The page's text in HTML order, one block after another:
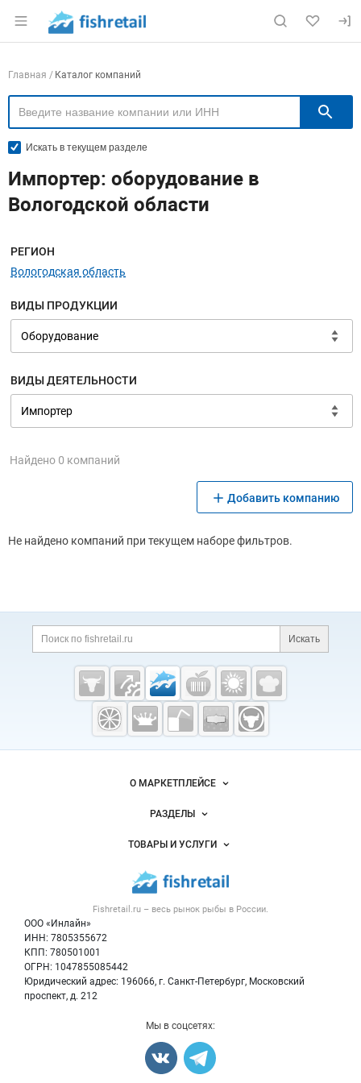
Раздел навигации по сайту fishretail.ru
Навигация по компаниям
Главная Каталог компаний
Искать в текущем разделе
Импортер: оборудование в
Вологодской области
Меню навигации
РЕГИОН
Вологодская область
ВИДЫ ПРОДУКЦИИ
ВИДЫ ДЕЯТЕЛЬНОСТИ
Найдено 0 компаний
Добавить компанию
Не найдено компаний при текущем наборе фильтров.
Дополнительная информация
Поиск по сайту и
Искать
Cсылки на полезные проекты
Fishretail.ru —
рыба,
морепродукты
Важные разделы и контакты
Fishretail.ru – весь рынок рыбы в России.
ООО «Инлайн»
ИНН: 7805355672
КПП: 780501001
ОГРН: 1047855085442
Юридический адрес: 196066, г. Санкт-Петербург, Московский
проспект, д. 212
Навигация по сайтуО МАРКЕТПЛЕЙСЕ
Новости Fishretail.ru
Размещение рекламы
Публичная оферта
Контактная информация
Политика обработки персональных данных
РАЗДЕЛЫ
Объявления
Новости рынка
Блог
ТОВАРЫ И УСЛУГИ
Рыба
Икра
Мы в соцсетях: